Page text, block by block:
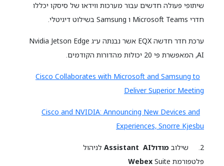
שיתופי פעולה חדשים עבור מערכות ווידאו של סיסקו יכללו
חדרי Microsoft Teams ו Samsung בשילוט דיגיטלי.
ערכת חדר חדשה EQX אשר נבנתה ע״ג Nvidia Jetson Edge
AI, המאפשרת פי 20 יכולות מהדורות הקודמים.
Cisco Collaborates with Microsoft and Samsung to
Deliver Superior Meeting
Cisco and NVIDIA: Announcing New Devices and
Experiences, Snorre Kjesbu
2. שילוב מודולAssistantAI
לניהול
פלטפורמת
Webex Suite